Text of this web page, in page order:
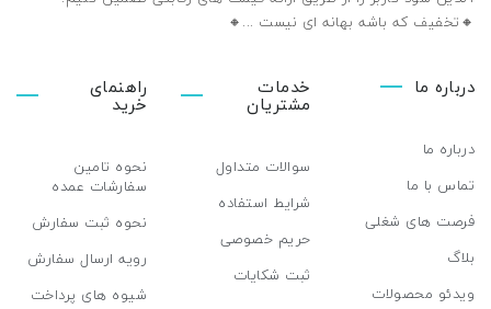
🔸تخفیف که باشه بهانه ای نیست ...🔸️
درباره ما
درباره ما
تماس با ما
فرصت های شغلی
بلاگ
ویدئو محصولات
خدمات
مشتریان
سوالات متداول
شرایط استفاده
حریم خصوصی
ثبت شکایات
راهنمای
خرید
نحوه تامین
سفارشات عمده
نحوه ثبت سفارش
رویه ارسال سفارش
شیوه های پرداخت